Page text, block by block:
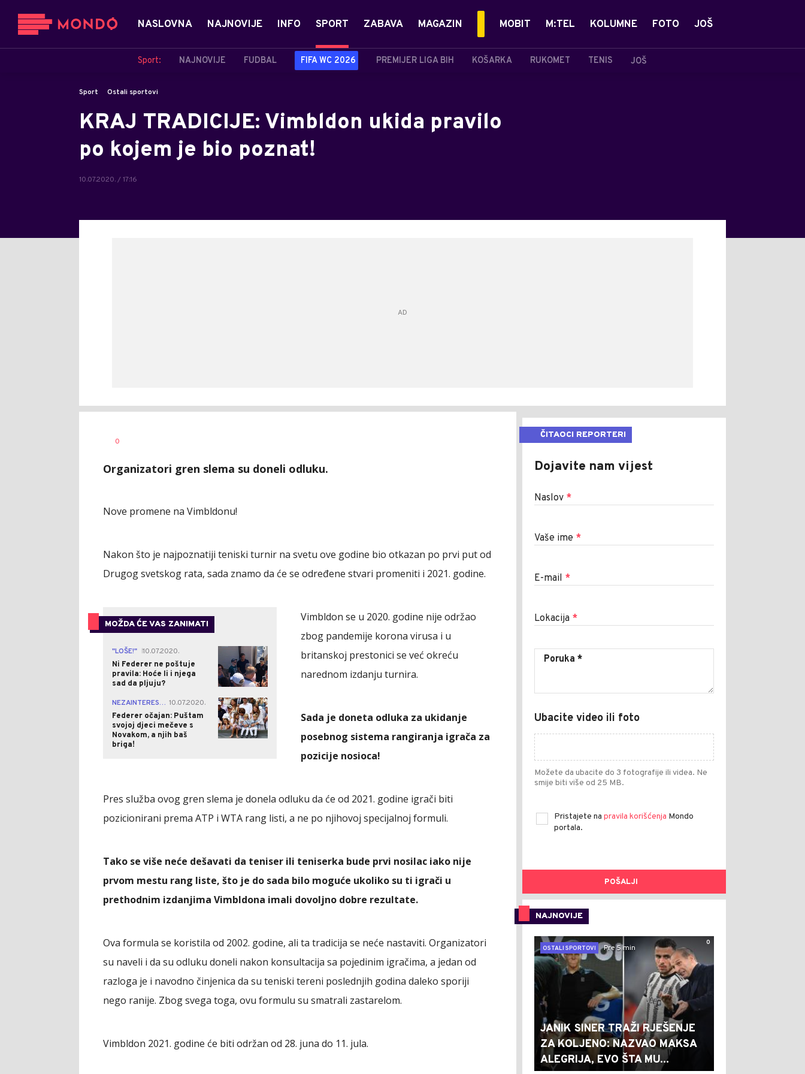
NASLOVNA NAJNOVIJE INFO SPORT
Sport: NAJNOVIJE FUDBAL FIFA WC 2026 PREMIJER LIGA BIH KOŠARKA RUKOMET TENIS JOŠ
ZABAVA MAGAZIN MOBIT M:TEL KOLUMNE FOTO JOŠ
Sport Ostali sportovi
KRAJ TRADICIJE: Vimbldon ukida pravilo
po kojem je bio poznat!
10.07.2020. / 17:16
AUTOR
0
Organizatori gren slema su doneli odluku.
Nove promene na Vimbldonu!
Nakon što je najpoznatiji teniski turnir na svetu ove godine bio otkazan po prvi put od
Drugog svetskog rata, sada znamo da će se određene stvari promeniti i 2021. godine.
MOŽDA ĆE VAS ZANIMATI
"LOŠE!" 10.07.2020.
Ni Federer ne poštuje
pravila: Hoće li i njega
sad da pljuju?
0
NEZAINTERESOVANI! 10.07.2020.
Federer očajan: Puštam
svojoj djeci mečeve s
Novakom, a njih baš
briga!
0
Vimbldon se u 2020. godine nije održao
zbog pandemije korona virusa i u
britanskoj prestonici se već okreću
narednom izdanju turnira.
Sada je doneta odluka za ukidanje
posebnog sistema rangiranja igrača za
pozicije nosioca!
Pres služba ovog gren slema je donela odluku da će od 2021. godine igrači biti
pozicionirani prema ATP i WTA rang listi, a ne po njihovoj specijalnoj formuli.
Tako se više neće dešavati da teniser ili teniserka bude prvi nosilac iako nije
prvom mestu rang liste, što je do sada bilo moguće ukoliko su ti igrači u
prethodnim izdanjima Vimbldona imali dovoljno dobre rezultate.
Ova formula se koristila od 2002. godine, ali ta tradicija se neće nastaviti. Organizatori
su naveli i da su odluku doneli nakon konsultacija sa pojedinim igračima, a jedan od
razloga je i navodno činjenica da su teniski tereni poslednjih godina daleko sporiji
nego ranije. Zbog svega toga, ovu formulu su smatrali zastarelom.
Vimbldon 2021. godine će biti održan od 28. juna do 11. jula.
ČITAOCI REPORTERI
Dojavite nam vijest
Naslov *
Vaše ime *
E-mail *
Lokacija *
Ubacite video ili foto
Možete da ubacite do 3 fotografije ili videa. Ne
smije biti više od 25 MB.
Pristajete na pravila korišćenja Mondo
portala.
POŠALJI
NAJNOVIJE
0
OSTALI SPORTOVI
Pre 5 min
JANIK SINER TRAŽI RJEŠENJE
ZA KOLJENO: NAZVAO MAKSA
ALEGRIJA, EVO ŠTA MU...